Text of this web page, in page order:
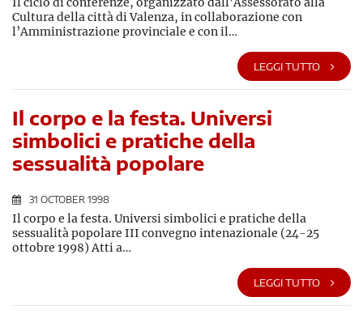
Cultura della città di Valenza, in collaborazione con
l’Amministrazione provinciale e con il…
LEGGI TUTTO
Il corpo e la festa. Universi
simbolici e pratiche della
sessualità popolare
31 OCTOBER 1998
Il corpo e la festa. Universi simbolici e pratiche della
sessualità popolare III convegno intenazionale (24-25
ottobre 1998) Atti a…
LEGGI TUTTO